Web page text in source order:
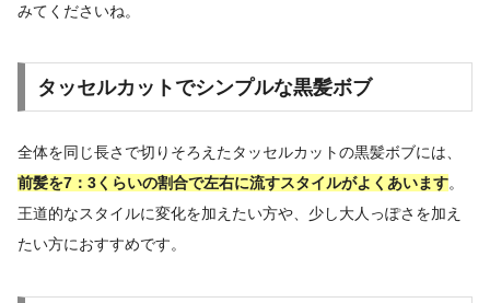
みてくださいね。
タッセルカットでシンプルな黒髪ボブ
全体を同じ長さで切りそろえたタッセルカットの黒髪ボブには、
前髪を7：3くらいの割合で左右に流すスタイルがよくあいます。
王道的なスタイルに変化を加えたい方や、少し大人っぽさを加え
たい方におすすめです。